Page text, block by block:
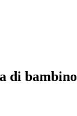
di bambino